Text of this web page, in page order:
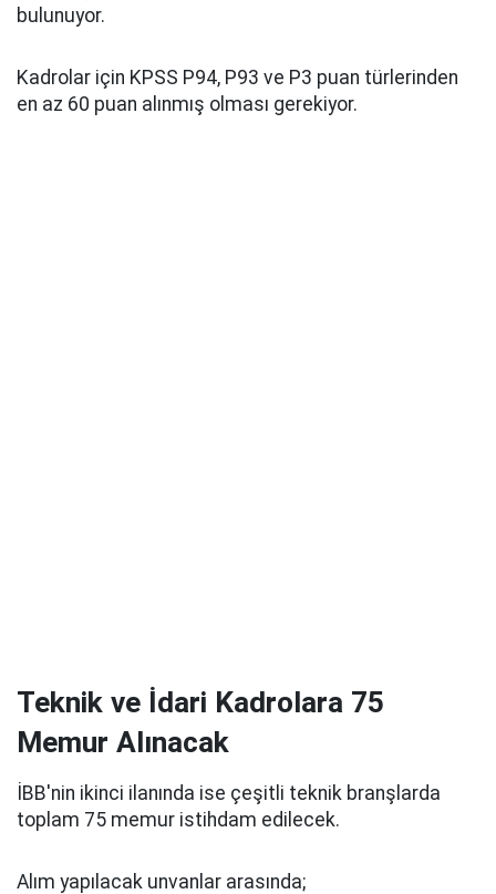
bulunuyor.
Kadrolar için KPSS P94, P93 ve P3 puan türlerinden
en az 60 puan alınmış olması gerekiyor.
Teknik ve İdari Kadrolara 75
Memur Alınacak
İBB'nin ikinci ilanında ise çeşitli teknik branşlarda
toplam 75 memur istihdam edilecek.
Alım yapılacak unvanlar arasında;